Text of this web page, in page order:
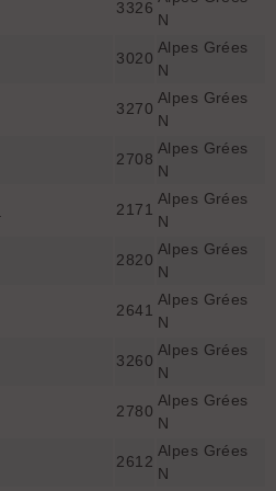
3326
N
3020
Alpes Grées
N
3270
Alpes Grées
N
2708
Alpes Grées
N
2171
Alpes Grées
N
2820
Alpes Grées
N
2641
Alpes Grées
N
3260
Alpes Grées
N
2780
Alpes Grées
N
2612
Alpes Grées
N